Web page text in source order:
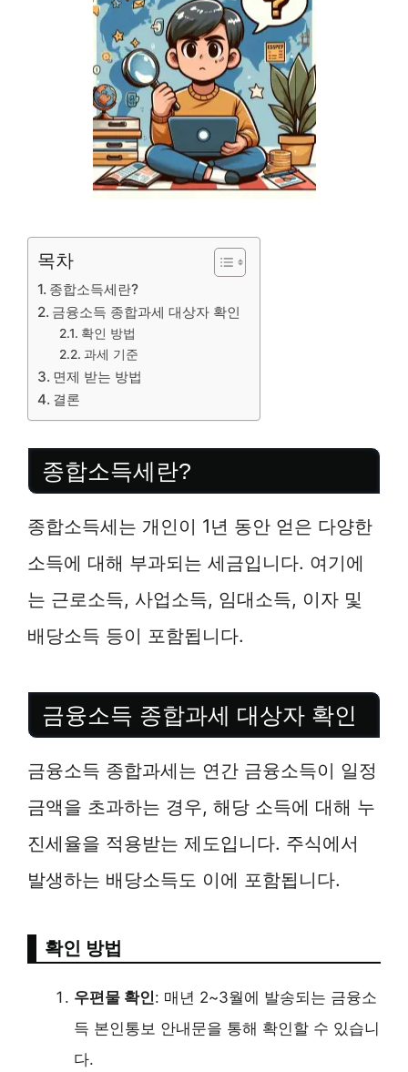
목차
종합소득세란?
금융소득 종합과세 대상자 확인
확인 방법
과세 기준
면제 받는 방법
결론
종합소득세란?
종합소득세는 개인이 1년 동안 얻은 다양한
소득에 대해 부과되는 세금입니다. 여기에
는 근로소득, 사업소득, 임대소득, 이자 및
배당소득 등이 포함됩니다.
금융소득 종합과세 대상자 확인
금융소득 종합과세는 연간 금융소득이 일정
금액을 초과하는 경우, 해당 소득에 대해 누
진세율을 적용받는 제도입니다. 주식에서
발생하는 배당소득도 이에 포함됩니다.
확인 방법
우편물 확인: 매년 2~3월에 발송되는 금융소
득 본인통보 안내문을 통해 확인할 수 있습니
다.